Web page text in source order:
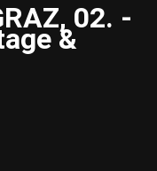
02. -
&